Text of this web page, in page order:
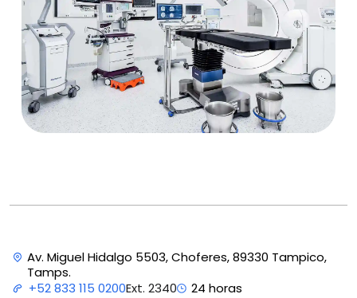
Av. Miguel Hidalgo 5503, Choferes, 89330 Tampico,
Tamps.
+52 833 115 0200Ext. 2340 24 horas